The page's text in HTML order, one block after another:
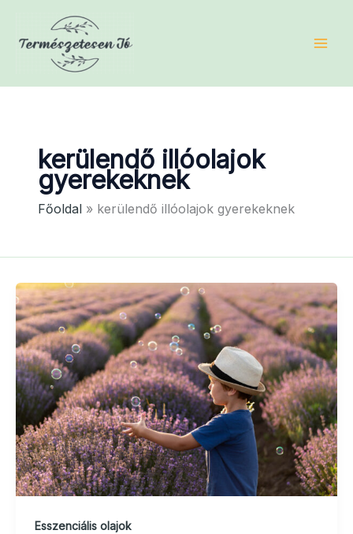
content
kerülendő illóolajok
gyerekeknek
Főoldal kerülendő illóolajok gyerekeknek
Esszenciális olajok